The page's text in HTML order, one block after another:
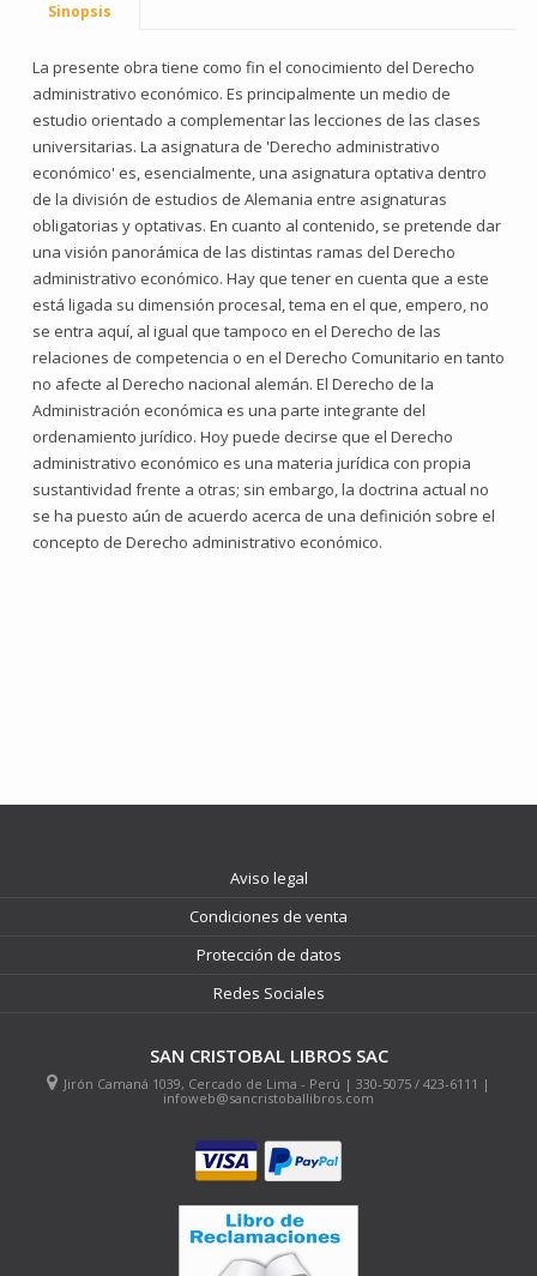
Sinopsis
La presente obra tiene como fin el conocimiento del Derecho
administrativo económico. Es principalmente un medio de
estudio orientado a complementar las lecciones de las clases
universitarias. La asignatura de 'Derecho administrativo
económico' es, esencialmente, una asignatura optativa dentro
de la división de estudios de Alemania entre asignaturas
obligatorias y optativas. En cuanto al contenido, se pretende dar
una visión panorámica de las distintas ramas del Derecho
administrativo económico. Hay que tener en cuenta que a este
está ligada su dimensión procesal, tema en el que, empero, no
se entra aquí, al igual que tampoco en el Derecho de las
relaciones de competencia o en el Derecho Comunitario en tanto
no afecte al Derecho nacional alemán. El Derecho de la
Administración económica es una parte integrante del
ordenamiento jurídico. Hoy puede decirse que el Derecho
administrativo económico es una materia jurídica con propia
sustantividad frente a otras; sin embargo, la doctrina actual no
se ha puesto aún de acuerdo acerca de una definición sobre el
concepto de Derecho administrativo económico.
Aviso legal
Condiciones de venta
Protección de datos
Redes Sociales
SAN CRISTOBAL LIBROS SAC
Jirón Camaná 1039, Cercado de Lima - Perú | 330-5075 / 423-6111 |
infoweb@sancristoballibros.com